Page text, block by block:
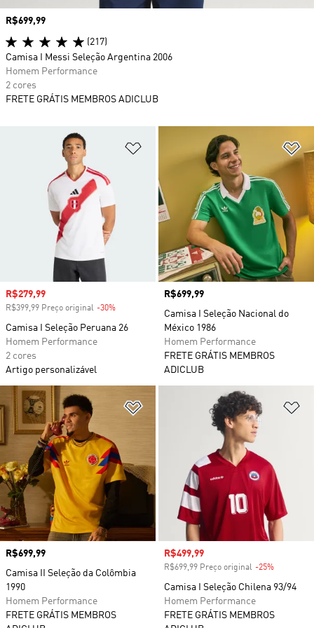
Adicionar à Lista de Desejos
Preço com desconto
R$279,99
R$399,99 Preço original -30%
Camisa I Seleção Peruana 26
Homem Performance
2 cores
Artigo personalizável
Preço
R$699,99
Camisa I Seleção Nacional do
México 1986
Homem Performance
FRETE GRÁTIS MEMBROS
ADICLUB
Adicionar à Lista de Desejos
Preço
R$699,99
Camisa II Seleção da Colômbia
1990
Homem Performance
FRETE GRÁTIS MEMBROS
Preço com desconto
R$499,99
R$699,99 Preço original -25%
Camisa I Seleção Chilena 93/94
Homem Performance
FRETE GRÁTIS MEMBROS
Preço
R$699,99
(217)
Camisa I Messi Seleção Argentina 2006
Homem Performance
2 cores
FRETE GRÁTIS MEMBROS ADICLUB